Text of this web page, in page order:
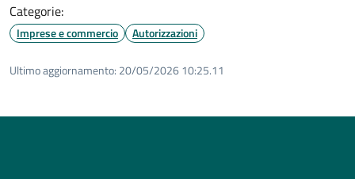
Categorie:
Imprese e commercio Autorizzazioni
Ultimo aggiornamento: 20/05/2026 10:25.11